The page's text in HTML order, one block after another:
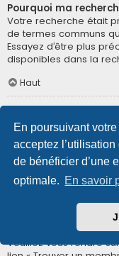
En poursuivant
acceptez
de bénéficier d’une
optimale. En savoir
Pourquoi ma
Votre recherche était
de termes communs
Essayez d’être plus
disponibles dans la
Haut
Pourquoi ma
Votre recherche a
puisse les afficher.
d’être plus précis
sélection des forums
une recherche.
Comment puis-je
Veuillez vous rendre